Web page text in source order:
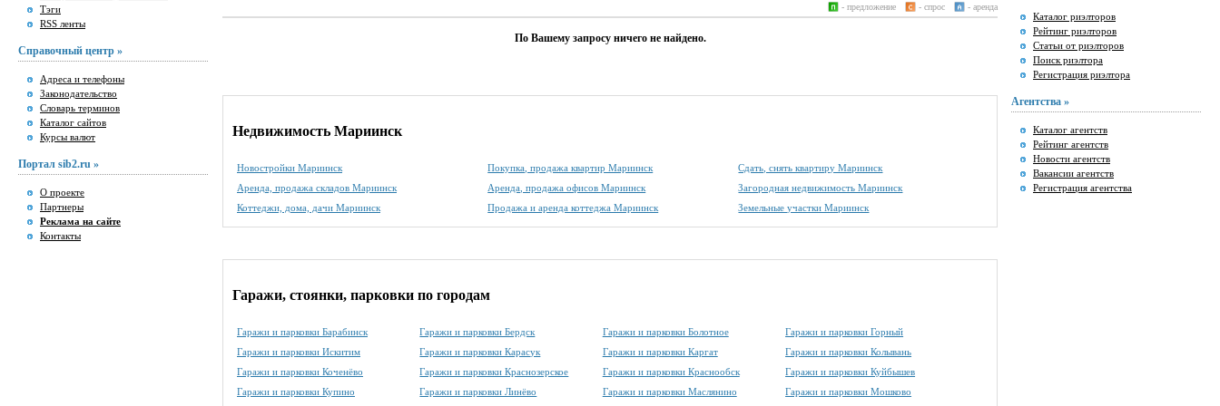
Тэги
RSS ленты
Справочный центр »
Адреса и телефоны
Законодательство
Словарь терминов
Каталог сайтов
Курсы валют
Портал sib2.ru »
О проекте
Партнеры
Реклама на сайте
Контакты
- аренда
- спрос
- предложение
По Вашему запросу ничего не найдено.
Недвижимость Мариинск
Новостройки Мариинск Покупка, продажа квартир Мариинск
Сдать, снять квартиру Мариинск
Аренда, продажа складов Мариинск
Аренда, продажа офисов Мариинск
Загородная недвижимость Мариинск
Коттеджи, дома, дачи Мариинск
Продажа и аренда коттеджа Мариинск Земельные участки Мариинск
Гаражи, стоянки, парковки по городам
Гаражи и парковки Барабинск Гаражи и парковки Бердск Гаражи и парковки Болотное
Гаражи и парковки Горный
Гаражи и парковки Искитим
Гаражи и парковки Карасук Гаражи и парковки Каргат
Гаражи и парковки Колывань
Гаражи и парковки Коченёво
Гаражи и парковки Краснозерское Гаражи и парковки Краснообск
Гаражи и парковки Куйбышев
Гаражи и парковки Купино
Гаражи и парковки Линёво Гаражи и парковки Маслянино Гаражи и парковки Мошково
Каталог риэлторов
Рейтинг риэлторов
Статьи от риэлторов
Поиск риэлтора
Регистрация риэлтора
Агентства »
Каталог агентств
Рейтинг агентств
Новости агентств
Вакансии агентств
Регистрация агентства